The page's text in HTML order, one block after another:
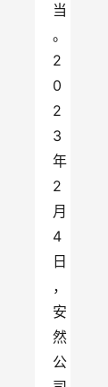
当
。
2
0
2
3
年
2
月
4
日
，
安
然
公